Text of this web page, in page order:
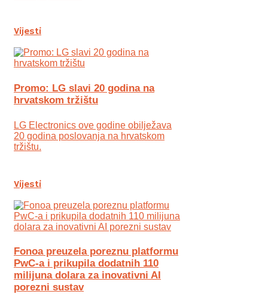
Vijesti
Promo: LG slavi 20 godina na
hrvatskom tržištu
LG Electronics ove godine obilježava
20 godina poslovanja na hrvatskom
tržištu.
Vijesti
Fonoa preuzela poreznu platformu
PwC-a i prikupila dodatnih 110
milijuna dolara za inovativni AI
porezni sustav